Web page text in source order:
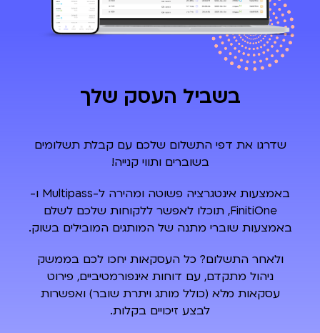
בשביל העסק שלך
שדרגו את דפי התשלום שלכם עם קבלת תשלומים
בשוברים ותווי קנייה!
באמצעות אינטגרציה פשוטה ומהירה ל-Multipass ו-
FinitiOne, תוכלו לאפשר ללקוחות שלכם לשלם
באמצעות שוברי מתנה של המותגים המובילים בשוק.
ולאחר התשלום? כל העסקאות יחכו לכם בממשק
ניהול מתקדם, עם דוחות אינפורמטיביים, פירוט
עסקאות מלא (כולל מותג ויתרת שובר) ואפשרות
לבצע זיכויים בקלות.